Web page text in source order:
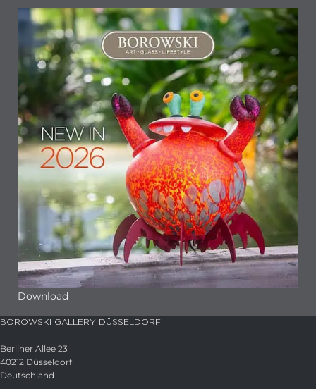
Download
BOROWSKI GALLERY DÜSSELDORF
Berliner Allee 23
40212 Düsseldorf
Deutschland